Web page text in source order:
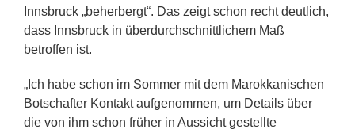
Innsbruck „beherbergt“. Das zeigt schon recht deutlich,
dass Innsbruck in überdurchschnittlichem Maß
betroffen ist.
„Ich habe schon im Sommer mit dem Marokkanischen
Botschafter Kontakt aufgenommen, um Details über
die von ihm schon früher in Aussicht gestellte